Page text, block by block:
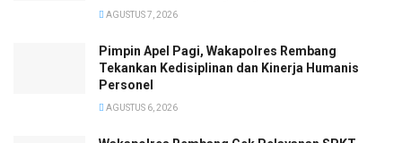
AGUSTUS 7, 2026
Pimpin Apel Pagi, Wakapolres Rembang
Tekankan Kedisiplinan dan Kinerja Humanis
Personel
AGUSTUS 6, 2026